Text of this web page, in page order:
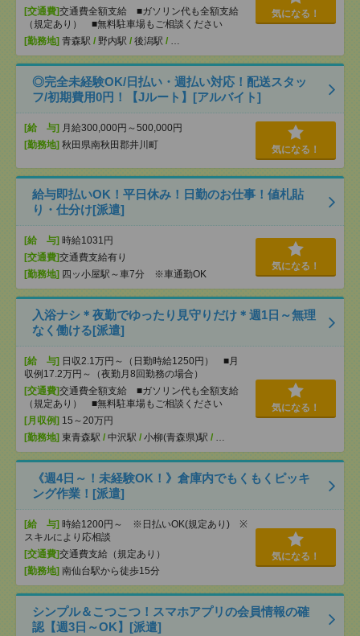
[交通費]交通費全額支給 ■ガソリン代も全額支給
（規定あり） ■無料駐車場もご相談ください
[勤務地] 青森駅 / 野内駅 / 後潟駅 / …
気になる！
◎完全未経験OK/日払い・週払い対応！配送スタッ
フ/初期費用0円！【Jルート】[アルバイト]
[給 与] 月給300,000円～500,000円
[勤務地] 秋田県南秋田郡井川町 気になる！
給与即払いOK！平日休み！日勤のお仕事！値札貼
り・仕分け[派遣]
[給 与] 時給1031円
[交通費]交通費支給有り
[勤務地] 四ッ小屋駅～車7分 ※車通勤OK
気になる！
入浴ナシ＊夜勤でゆったり見守りだけ＊週1日～無理
なく働ける[派遣]
[給 与] 日収2.1万円～（日勤時給1250円） ■月
収例17.2万円～（夜勤月8回勤務の場合）
[交通費]交通費全額支給 ■ガソリン代も全額支給
（規定あり） ■無料駐車場もご相談ください
[月収例] 15～20万円
[勤務地] 東青森駅 / 中沢駅 / 小柳(青森県)駅 / …
気になる！
《週4日～！未経験OK！》倉庫内でもくもくピッキ
ング作業！[派遣]
[給 与] 時給1200円～ ※日払いOK(規定あり) ※
スキルにより応相談
[交通費]交通費支給（規定あり）
[勤務地] 南仙台駅から徒歩15分
気になる！
シンプル＆こつこつ！スマホアプリの会員情報の確
認【週3日～OK】[派遣]